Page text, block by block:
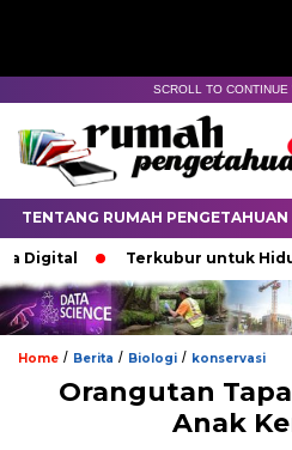
SCROLL TO CONTINUE
TENTANG RUMAH PENGETAHUAN
Terkubur untuk Hidup
Home / Berita / Biologi / konservasi
Orangutan
Anak